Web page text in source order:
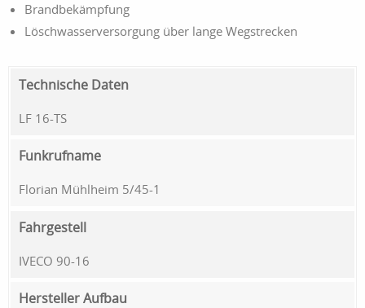
Brandbekämpfung
Löschwasserversorgung über lange Wegstrecken
Technische Daten
LF 16-TS
Funkrufname
Florian Mühlheim 5/45-1
Fahrgestell
IVECO 90-16
Hersteller Aufbau